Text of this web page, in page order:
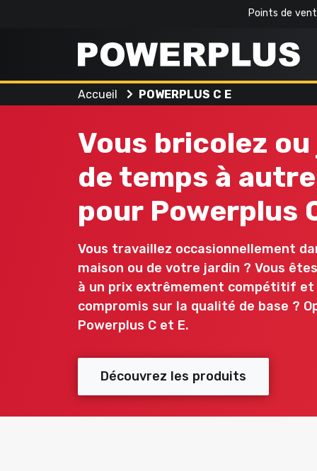
Points de
Outils de bricolage
Visser et forer
Scier et raccourcir
Poncer
Nettoyer à l'intérieur
Tous les outils de bricolage
Scier
Tous
Accueil POWERPLUS C E
bricolage
jardinage
Inspiration
Powerplus
Enregistrer
Vous bricolez
de temps à
pour Powerplus
Vous travaillez occasionnellement
maison ou de votre jardin ? Vous
à un prix extrêmement compétitif et
compromis sur la qualité de base ?
Powerplus C et E.
Découvrez les produits